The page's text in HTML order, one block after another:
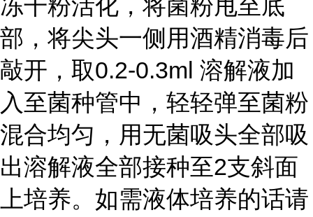
冻干粉活化，将菌粉甩至底
部，将尖头一侧用酒精消毒后
敲开，取0.2-0.3ml 溶解液加
入至菌种管中，轻轻弹至菌粉
混合均匀，用无菌吸头全部吸
出溶解液全部接种至2支斜面
上培养。如需液体培养的话请